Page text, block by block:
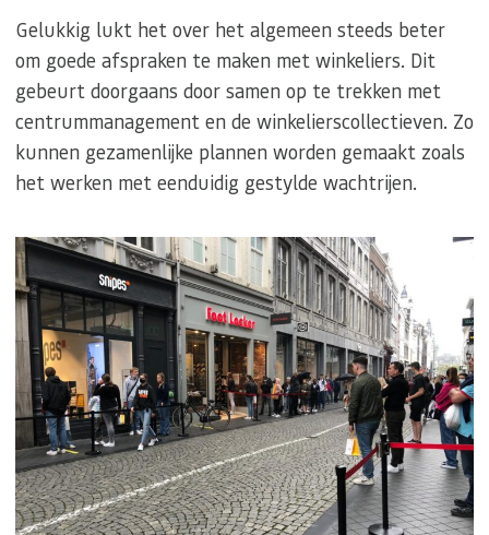
Gelukkig lukt het over het algemeen steeds beter
om goede afspraken te maken met winkeliers. Dit
gebeurt doorgaans door samen op te trekken met
centrummanagement en de winkelierscollectieven. Zo
kunnen gezamenlijke plannen worden gemaakt zoals
het werken met eenduidig gestylde wachtrijen.